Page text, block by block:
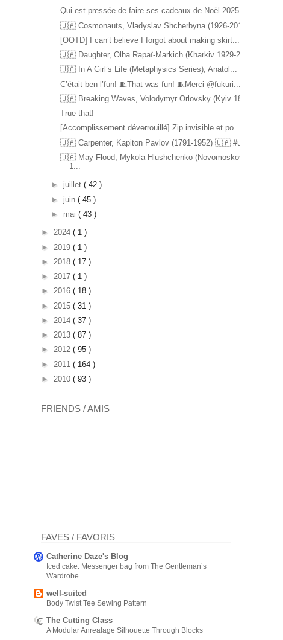
Qui est pressée de faire ses cadeaux de Noël 2025 ...
🇺🇦 Cosmonauts, Vladyslav Shcherbyna (1926-2017) ...
[OOTD] I can’t believe I forgot about making skirt...
🇺🇦 Daughter, Olha Rapaï-Markich (Kharkiv 1929-20...
🇺🇦 In A Girl’s Life (Metaphysics Series), Anatol...
C’était ben l’fun! 🧵That was fun! 🧵Merci @fukuri...
🇺🇦 Breaking Waves, Volodymyr Orlovsky (Kyiv 1842...
True that!
[Accomplissement déverrouillé] Zip invisible et po...
🇺🇦 Carpenter, Kapiton Pavlov (1791-1952) 🇺🇦 #u...
🇺🇦 May Flood, Mykola Hlushchenko (Novomoskovsk
1...
► juillet ( 42 )
► juin ( 45 )
► mai ( 43 )
► 2024 ( 1 )
► 2019 ( 1 )
► 2018 ( 17 )
► 2017 ( 1 )
► 2016 ( 18 )
► 2015 ( 31 )
► 2014 ( 37 )
► 2013 ( 87 )
► 2012 ( 95 )
► 2011 ( 164 )
► 2010 ( 93 )
FRIENDS / AMIS
FAVES / FAVORIS
Catherine Daze's Blog
Iced cake: Messenger bag from The Gentleman’s
Wardrobe
well-suited
Body Twist Tee Sewing Pattern
The Cutting Class
A Modular Anrealage Silhouette Through Blocks